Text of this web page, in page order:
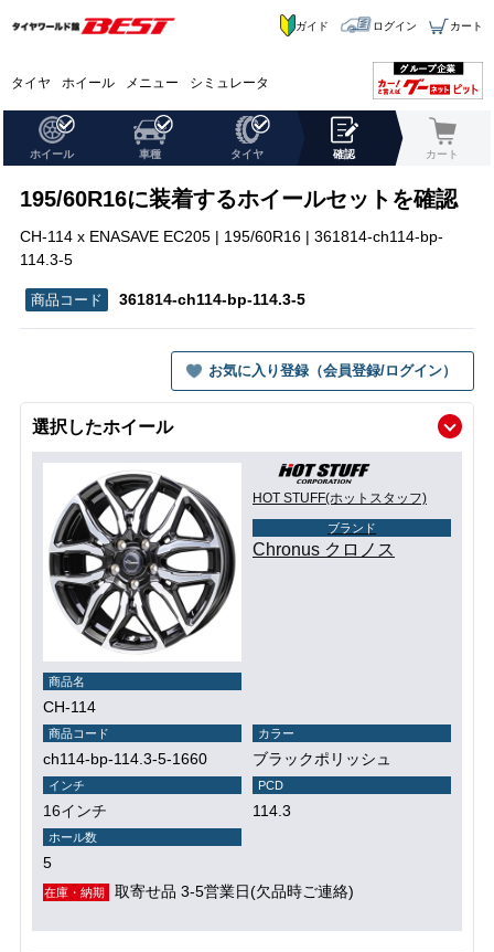
タイヤ ホイール メニュー シミュレータ
ガイド ログイン カート
ホイール 車種 タイヤ 確認 カート
195/60R16に装着するホイールセットを確認
CH-114 x ENASAVE EC205 | 195/60R16 | 361814-ch114-bp-
114.3-5
361814-ch114-bp-114.3-5
お気に入り登録（会員登録/ログイン）
選択したホイール
HOT STUFF(ホットスタッフ)
ブランド
Chronus クロノス
商品名
CH-114
商品コード
ch114-bp-114.3-5-1660
カラー
ブラックポリッシュ
インチ
16インチ
PCD
114.3
ホール数
5
在庫・納期 取寄せ品 3-5営業日(欠品時ご連絡)